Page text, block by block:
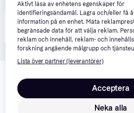
Produkten finns även hos 1 butik som
samarbeta med PriceRunner.
Relaterade produkter
Vi har plockat fram ett urval av
intressera dig.
Aktivt läsa av enhetens egenskaper för
identifieringsändamål. Lagra och/eller få
information på en enhet. Mäta
begränsade data för att välja reklam.
reklam och innehåll, reklam- och
forskning angående målgrupp och
Lista över partner (leverantörer)
Neka alla
Acceptera